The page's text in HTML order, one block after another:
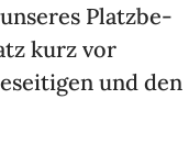
Platz­be­
kurz vor
und den